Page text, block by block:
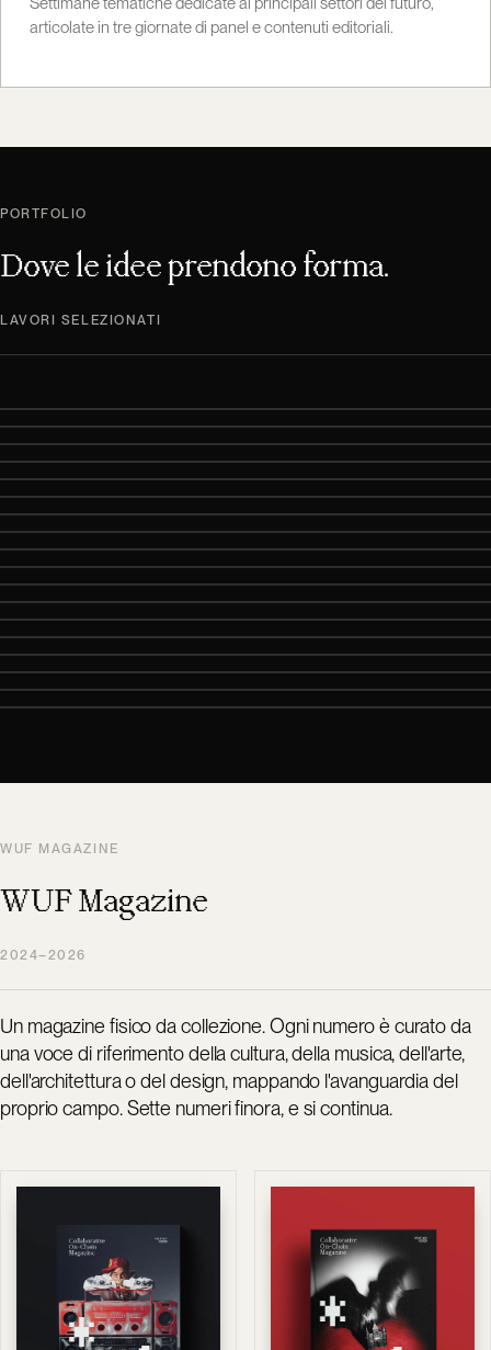
articolate in tre giornate di panel e contenuti editoriali.
PORTFOLIO
Dove le idee prendono forma.
LAVORI SELEZIONATI
WUF MAGAZINE
WUF Magazine
2024–2026
Un magazine fisico da collezione. Ogni numero è curato da
una voce di riferimento della cultura, della musica, dell'arte,
dell'architettura o del design, mappando l'avanguardia del
proprio campo. Sette numeri finora, e si continua.